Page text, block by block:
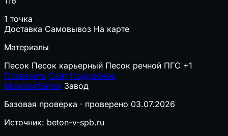
1 точка
Доставка Самовывоз На карте
Материалы
Песок Песок карьерный Песок речной ПГС +1
Позвонить Сайт Подробнее
МонолитБетон Завод
Базовая проверка · проверено 03.07.2026
Источник: beton-v-spb.ru